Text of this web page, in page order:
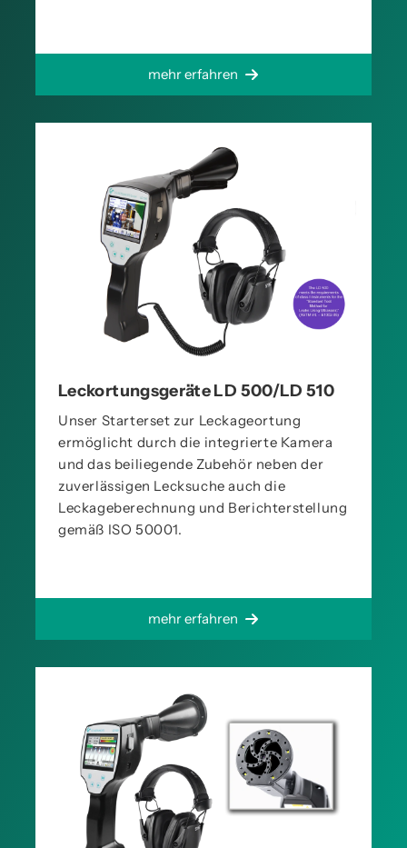
mehr erfahren
Leckortungsgeräte LD 500/LD 510
Unser Starterset zur Leckageortung
ermöglicht durch die integrierte Kamera
und das beiliegende Zubehör neben der
zuverlässigen Lecksuche auch die
Leckageberechnung und Berichterstellung
gemäß ISO 50001.
mehr erfahren